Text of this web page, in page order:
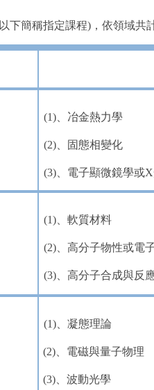
以下簡稱指定課程) ，依領域共
(1) 、冶金熱力學
(2) 、固態相變化
(3) 、電子顯微鏡學或X
(1) 、軟質材料
(2) 、高分子物性或電
(3) 、高分子合成與反
(1) 、凝態理論
(2) 、電磁與量子物理
(3) 、波動光學